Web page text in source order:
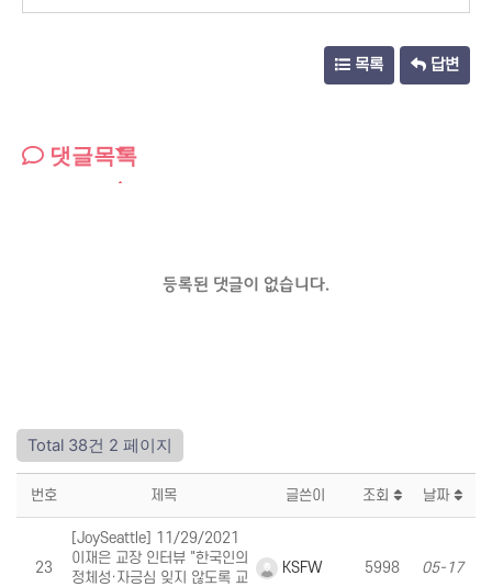
목록 답변
댓글목록
등록된 댓글이 없습니다.
Total 38건 2 페이지
번호 제목 글쓴이 조회 날짜
23
[JoySeattle] 11/29/2021
이재은 교장 인터뷰 "한국인의
정체성·자긍심 잊지 않도록 교
KSFW 5998 05-17